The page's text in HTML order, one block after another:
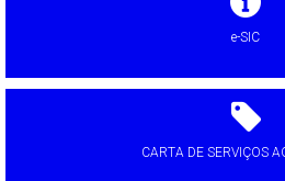
e-SIC
CARTA DE SERVIÇOS